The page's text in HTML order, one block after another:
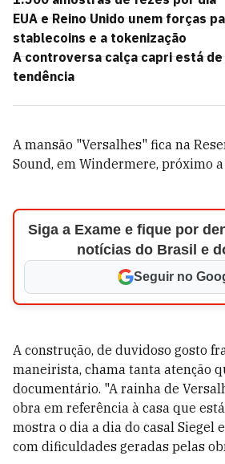
EUA e Reino Unido unem forças
stablecoins e a tokenização
A controversa calça capri está
tendência
A mansão "Versalhes" fica na
Sound, em Windermere, próximo
Siga a Exame e fique por
notícias do Brasil e
Seguir no
A construção, de duvidoso gosto
maneirista, chama tanta atenção
documentário. "A rainha de
obra em referência à casa que
mostra o dia a dia do casal Siegel
com dificuldades geradas pelas